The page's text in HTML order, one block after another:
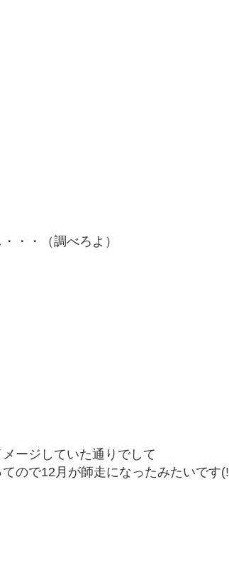
・・（調べろよ）
ージしていた通りでして
ので12月が師走になったみたいです(!